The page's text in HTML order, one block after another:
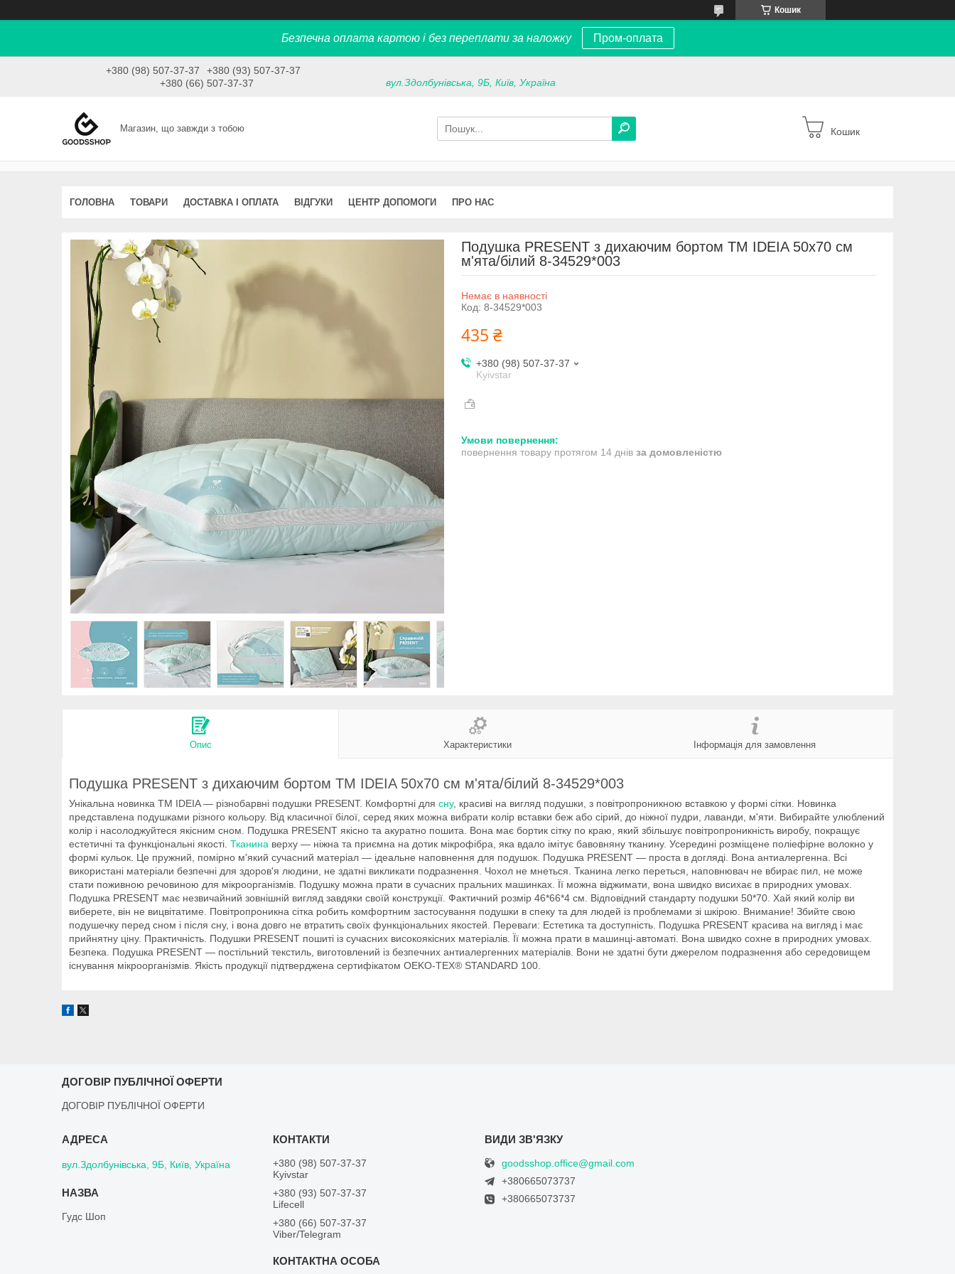
Кошик
Безпечна оплата картою і без переплати за наложку Пром-оплата
+380 (98) 507-37-37
+380 (93) 507-37-37
+380 (66) 507-37-37
вул.Здолбунівська, 9Б, Київ, Україна
Магазин, що завжди з тобою Кошик
ГОЛОВНА ТОВАРИ ДОСТАВКА І ОПЛАТА ВІДГУКИ ЦЕНТР ДОПОМОГИ ПРО НАС
Подушка PRESENT з дихаючим бортом ТМ IDEIA 50х70 см
м'ята/білий 8-34529*003
Немає в наявності
Код: 8-34529*003
435 ₴
+380 (98) 507-37-37
Kyivstar
повернення товару протягом 14 днів за домовленістю
Опис Характеристики Інформація для замовлення
Подушка PRESENT з дихаючим бортом ТМ IDEIA 50х70 см м'ята/білий 8-34529*003
Унікальна новинка ТМ IDEIA — різнобарвні подушки PRESENT. Комфортні для сну, красиві на вигляд подушки, з повітропроникною вставкою у формі сітки. Новинка
представлена подушками різного кольору. Від класичної білої, серед яких можна вибрати колір вставки беж або сірий, до ніжної пудри, лаванди, м'яти. Вибирайте улюблений
колір і насолоджуйтеся якісним сном. Подушка PRESENT якісно та акуратно пошита. Вона має бортик сітку по краю, який збільшує повітропроникність виробу, покращує
естетичні та функціональні якості. Тканина верху — ніжна та приємна на дотик мікрофібра, яка вдало імітує бавовняну тканину. Усередині розміщене поліефірне волокно у
формі кульок. Це пружний, помірно м'який сучасний матеріал — ідеальне наповнення для подушок. Подушка PRESENT — проста в догляді. Вона антиалергенна. Всі
використані матеріали безпечні для здоров'я людини, не здатні викликати подразнення. Чохол не мнеться. Тканина легко переться, наповнювач не вбирає пил, не може
стати поживною речовиною для мікроорганізмів. Подушку можна прати в сучасних пральних машинках. Її можна віджимати, вона швидко висихає в природних умовах.
Подушка PRESENT має незвичайний зовнішній вигляд завдяки своїй конструкції. Фактичний розмір 46*66*4 см. Відповідний стандарту подушки 50*70. Хай який колір ви
виберете, він не вицвітатиме. Повітропроникна сітка робить комфортним застосування подушки в спеку та для людей із проблемами зі шкірою. Внимание! Збийте свою
подушечку перед сном і після сну, і вона довго не втратить своїх функціональних якостей. Переваги: Естетика та доступність. Подушка PRESENT красива на вигляд і має
прийнятну ціну. Практичність. Подушки PRESENT пошиті із сучасних високоякісних матеріалів. Її можна прати в машинці-автоматі. Вона швидко сохне в природних умовах.
Безпека. Подушка PRESENT — постільний текстиль, виготовлений із безпечних антиалергенних матеріалів. Вони не здатні бути джерелом подразнення або середовищем
існування мікроорганізмів. Якість продукції підтверджена сертифікатом OEKO-TEX® STANDARD 100.
ДОГОВІР ПУБЛІЧНОЇ ОФЕРТИ
ДОГОВІР ПУБЛІЧНОЇ ОФЕРТИ
вул.Здолбунівська, 9Б, Київ, Україна
Гудс Шоп
+380 (98) 507-37-37
Kyivstar
+380 (93) 507-37-37
Lifecell
+380 (66) 507-37-37
Viber/Telegram
goodsshop.office@gmail.com
+380665073737
+380665073737